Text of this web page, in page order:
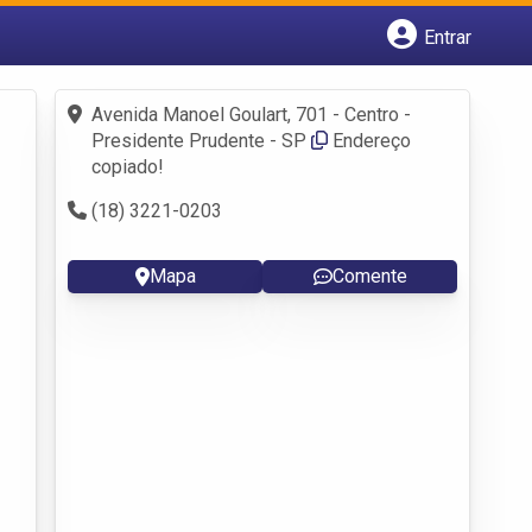
Entrar
Fazer login
Criar conta
Avenida Manoel Goulart, 701 - Centro -
Presidente Prudente - SP
Endereço
copiado!
(18) 3221-0203
Mapa Comente